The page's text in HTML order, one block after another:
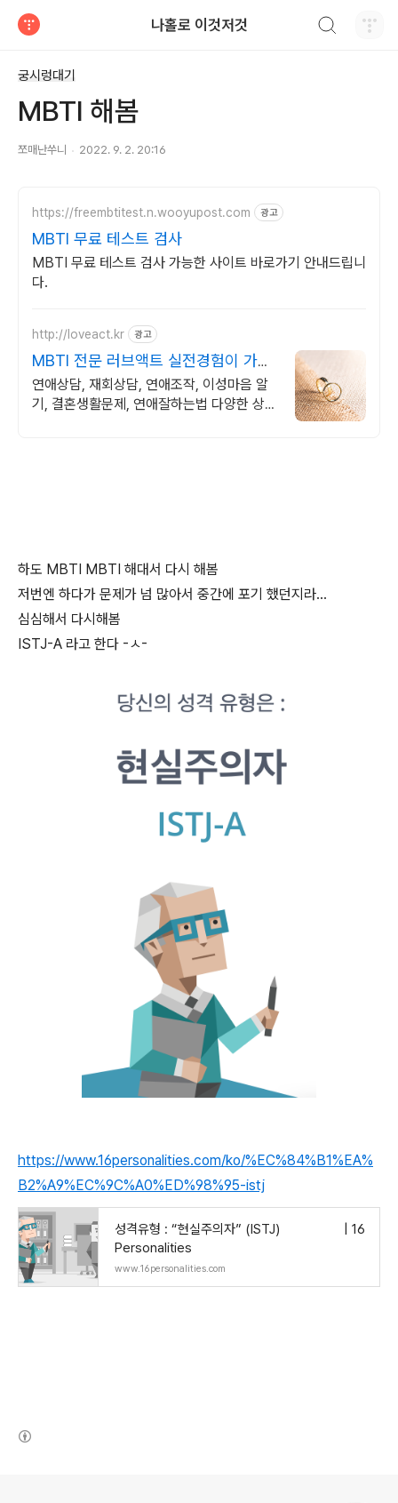
나홀로 이것저것
궁시렁대기
MBTI 해봄
쪼매난쑤니 2022. 9. 2. 20:16
https://freembtitest.n.wooyupost.com 광고
MBTI 무료 테스트 검사
MBTI 무료 테스트 검사 가능한 사이트 바로가기 안내드립니
다.
http://loveact.kr 광고
MBTI 전문 러브액트 실전경험이 가장
많은 업체
연애상담, 재회상담, 연애조작, 이성마음 알
기, 결혼생활문제, 연애잘하는법 다양한 상황
하도 MBTI MBTI 해대서 다시 해봄
저번엔 하다가 문제가 넘 많아서 중간에 포기 했던지라...
심심해서 다시해봄
ISTJ-A 라고 한다 -ㅅ-
https://www.16personalities.com/ko/%EC%84%B1%EA%
B2%A9%EC%9C%A0%ED%98%95-istj
성격유형 : “현실주의자” (ISTJ) | 16
Personalities
www.16personalities.com